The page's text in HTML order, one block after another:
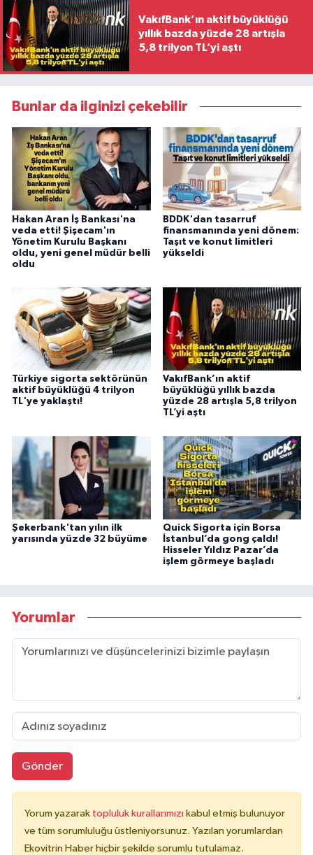
VakıfBank’ın aktif büyüklüğü
yıllık bazda yüzde 28 artışla
5,8 trilyon TL’yi aştı
Bunlar da ilginizi çekebilir
Hakan Aran İş Bankası'na
veda etti! Şişecam'ın
Yönetim Kurulu Başkanı
oldu, yeni genel müdür belli
oldu
BDDK'dan tasarruf
finansmanında yeni dönem:
Taşıt ve konut limitleri
yükseldi
Türkiye sigorta sektörünün
aktif büyüklüğü 4 trilyon
TL'ye yaklaştı!
VakıfBank’ın aktif
büyüklüğü yıllık bazda
yüzde 28 artışla 5,8 trilyon
TL’yi aştı
Şekerbank'tan yılın ilk
yarısında yüzde 32 büyüme
Quick Sigorta için Borsa
İstanbul’da gong çaldı!
Hisseler Yıldız Pazar’da
işlem görmeye başladı
Yorumlar
Gönder
Yorum yazarak topluluk kurallarımızı kabul etmiş bulunuyor
ve tüm sorumluluğu üstleniyorsunuz. Yazılan yorumlardan
Ekovitrin Haber hiçbir şekilde sorumlu tutulamaz.